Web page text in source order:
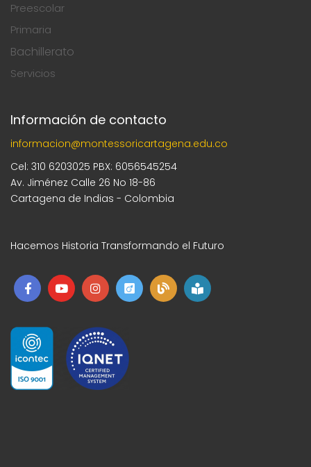
Preescolar
Primaria
Bachillerato
Servicios
Información de contacto
informacion@montessoricartagena.edu.co
Cel: 310 6203025 PBX: 6056545254
Av. Jiménez Calle 26 No 18-86
Cartagena de Indias - Colombia
Hacemos Historia Transformando el Futuro